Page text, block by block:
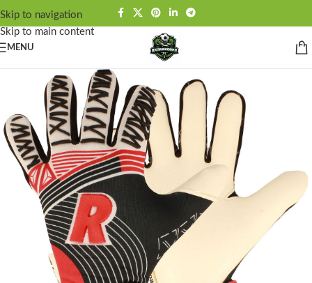
Skip to navigation
Skip to main content
MENU